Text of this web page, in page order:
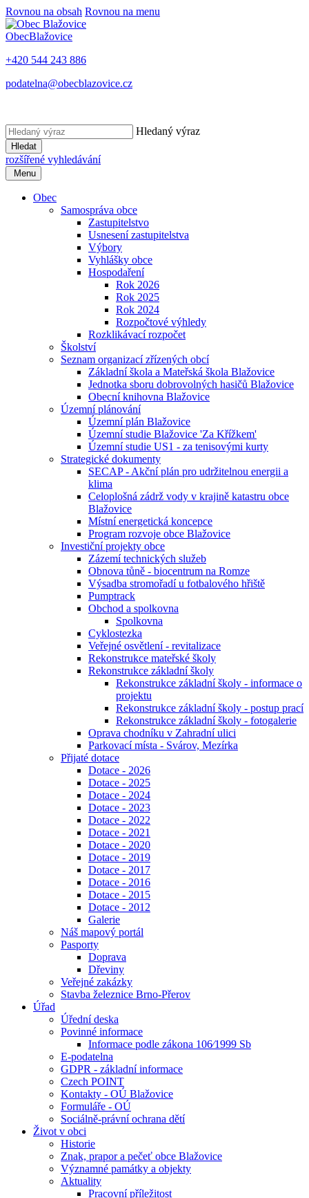
Rovnou na obsah Rovnou na menu
ObecBlažovice
+420 544 243 886
podatelna@obecblazovice.cz
Hledaný výraz
Hledat
rozšířené vyhledávání
Menu
Obec
Samospráva obce
Zastupitelstvo
Usnesení zastupitelstva
Výbory
Vyhlášky obce
Hospodaření
Rok 2026
Rok 2025
Rok 2024
Rozpočtové výhledy
Rozklikávací rozpočet
Školství
Seznam organizací zřízených obcí
Základní škola a Mateřská škola Blažovice
Jednotka sboru dobrovolných hasičů Blažovice
Obecní knihovna Blažovice
Územní plánování
Územní plán Blažovice
Územní studie Blažovice 'Za Křížkem'
Územní studie US1 - za tenisovými kurty
Strategické dokumenty
SECAP - Akční plán pro udržitelnou energii a
klima
Celoplošná zádrž vody v krajině katastru obce
Blažovice
Místní energetická koncepce
Program rozvoje obce Blažovice
Investiční projekty obce
Zázemí technických služeb
Obnova tůně - biocentrum na Romze
Výsadba stromořadí u fotbalového hřiště
Pumptrack
Obchod a spolkovna
Spolkovna
Cyklostezka
Veřejné osvětlení - revitalizace
Rekonstrukce mateřské školy
Rekonstrukce základní školy
Rekonstrukce základní školy - informace o
projektu
Rekonstrukce základní školy - postup prací
Rekonstrukce základní školy - fotogalerie
Oprava chodníku v Zahradní ulici
Parkovací místa - Svárov, Mezírka
Přijaté dotace
Dotace - 2026
Dotace - 2025
Dotace - 2024
Dotace - 2023
Dotace - 2022
Dotace - 2021
Dotace - 2020
Dotace - 2019
Dotace - 2017
Dotace - 2016
Dotace - 2015
Dotace - 2012
Galerie
Náš mapový portál
Pasporty
Doprava
Dřeviny
Veřejné zakázky
Stavba železnice Brno-Přerov
Úřad
Úřední deska
Povinné informace
Informace podle zákona 106⁄1999 Sb
E-podatelna
GDPR - základní informace
Czech POINT
Kontakty - OÚ Blažovice
Formuláře - OÚ
Sociálně-právní ochrana dětí
Život v obci
Historie
Znak, prapor a pečeť obce Blažovice
Významné památky a objekty
Aktuality
Pracovní příležitost